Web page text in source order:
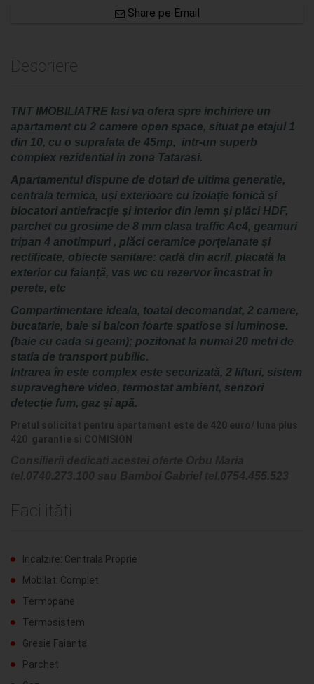
Share pe Email
Descriere
TNT IMOBILIATRE Iasi va ofera spre inchiriere un
apartament cu 2 camere open space, situat pe etajul 1
din 10, cu o suprafata de 45mp, intr-un superb
complex rezidential in zona Tatarasi.
Apartamentul dispune de dotari de ultima generatie,
centrala termica, uși exterioare cu izolație fonică și
blocatori antiefracție și interior din lemn și plăci HDF,
parchet cu grosime de 8 mm clasa traffic Ac4, geamuri
tripan 4 anotimpuri , plăci ceramice porțelanate și
rectificate, obiecte sanitare: cadă din acril, placată la
exterior cu faianță, vas wc cu rezervor încastrat în
perete, etc
Compartimentare ideala, toatal decomandat, 2 camere,
bucatarie, baie si balcon foarte spatiose si luminose.
(baie cu cada si geam); pozitonat la numai 20 metri de
statia de transport pubilic.
Intrarea în este complex este securizată, 2 lifturi, sistem
supraveghere video, termostat ambient, senzori
detecție fum, gaz și apă.
Facilități
Incalzire: Centrala Proprie
Mobilat: Complet
Termopane
Termosistem
Gresie Faianta
Parchet